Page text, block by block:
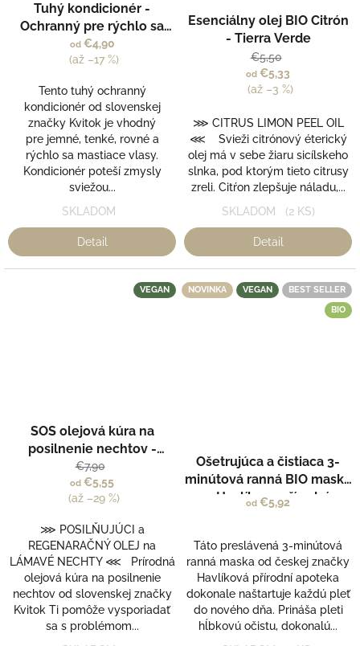
Tuhý kondicionér -
Ochranný pre rýchlo sa
mastiace a jemné vlasy -
Kvitok
od€4,90
(až –17 %)
Tento tuhý ochranný
kondicionér od slovenskej
značky Kvitok je vhodný
pre jemné, tenké, rovné a
rýchlo sa mastiace vlasy.
Kondicionér poteší zmysly
sviežou...
SKLADOM
Detail
hodnotenie
produktu
5,0
z
5
Esenciálny olej BIO Citrón
- Tierra Verde
€5,50
od €5,33
(až –3 %)
⋙ CITRUS LIMON PEEL OIL
⋘ Svieži citrónový éterický
olej má v sebe žiaru sicílskeho
slnka, pod ktorým tieto citrusy
zreli. Citŕon zlepšuje náladu,...
SKLADOM (2 KS)
Detail
VEGAN
SOS olejová kúra na
posilnenie nechtov -
Kvitok
€7,90
od €5,55
(až –29 %)
⋙ POSILŇUJÚCI a
REGENARAČNÝ OLEJ na
LÁMAVÉ NECHTY ⋘ Prírodná
olejová kúra na posilnenie
nechtov od slovenskej značky
Kvitok Ti pomôže vysporiadať
sa s problémom...
NOVINKA VEGAN
BEST SELLER
BIO
Ošetrujúca a čistiaca 3-
minútová ranná BIO maska
- Havlíkova přírodní
od €5,92
Táto preslávená 3-minútová
ranná maska od českej značky
Havlíková přírodní apoteka
dokonale naštartuje každú pleť
do nového dňa. Prináša pleti
hĺbkovú očistu, dokonalú...